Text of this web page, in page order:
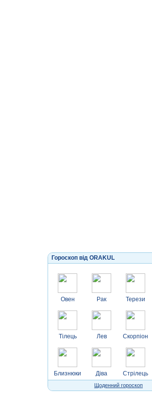
Гороскоп від ORAKUL
Овен
Тілець
Близнюки
Рак
Лев
Діва
Терези
Скорпіон
Стрілець
Щоденний гороскоп